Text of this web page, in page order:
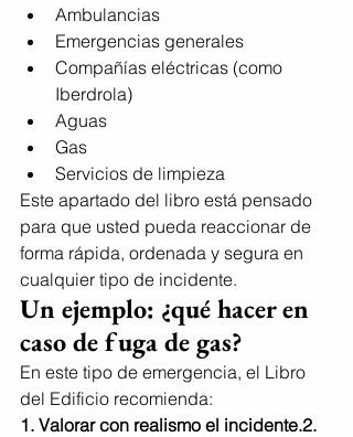
Ambulancias
Emergencias generales
Compañías eléctricas (como
Iberdrola)
Aguas
Gas
Servicios de limpieza
Este apartado del libro está pensado
para que usted pueda reaccionar de
forma rápida, ordenada y segura en
cualquier tipo de incidente.
Un ejemplo: ¿qué hacer en
caso de fuga de gas?
En este tipo de emergencia, el Libro
del Edificio recomienda:
1. Valorar con realismo el incidente.2.